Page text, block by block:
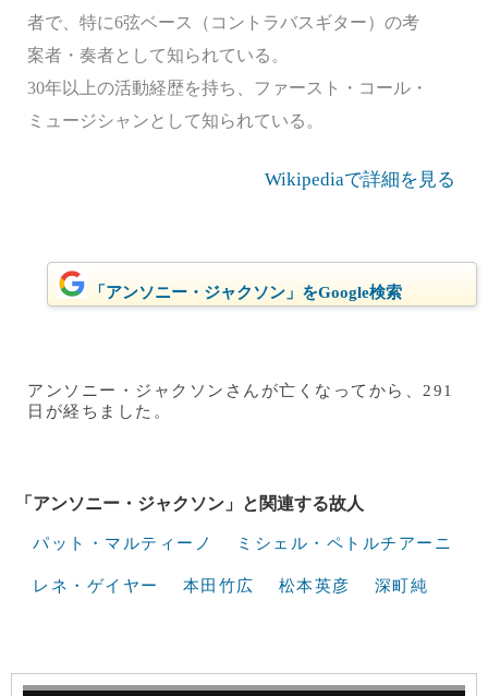
者で、特に6弦ベース（コントラバスギター）の考
案者・奏者として知られている。
30年以上の活動経歴を持ち、ファースト・コール・
ミュージシャンとして知られている。
Wikipediaで詳細を見る
「アンソニー・ジャクソン」をGoogle検索
アンソニー・ジャクソンさんが亡くなってから、291
日が経ちました。
「アンソニー・ジャクソン」と関連する故人
パット・マルティーノ ミシェル・ペトルチアーニ
レネ・ゲイヤー 本田竹広 松本英彦 深町純